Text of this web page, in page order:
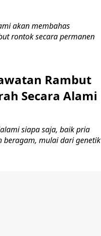
akan membahas
rontok secara permanen
Rambut
Secara Alami
siapa saja, baik pria
beragam, mulai dari genetik